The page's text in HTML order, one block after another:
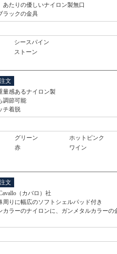
あたりの優しいナイロン製無口
ラックの金具
シースパイン
ストーン
文
量感あるナイロン製
調節可能
チ着脱
グリーン
ホットピンク
赤 ワイン
文
（カバロ）社
周りに幅広のソフトシェルパッド付き
カラーのナイロンに、ガンメタルカラーの